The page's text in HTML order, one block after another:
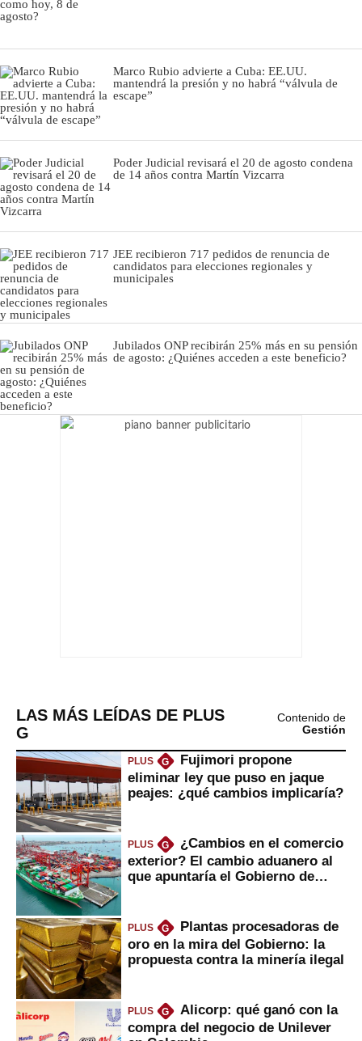
Marco Rubio advierte a Cuba: EE.UU.
mantendrá la presión y no habrá “válvula de
escape”
Poder Judicial revisará el 20 de agosto condena
de 14 años contra Martín Vizcarra
JEE recibieron 717 pedidos de renuncia de
candidatos para elecciones regionales y
municipales
Jubilados ONP recibirán 25% más en su pensión
de agosto: ¿Quiénes acceden a este beneficio?
LAS MÁS LEÍDAS DE PLUS
G
Contenido de
Gestión
PLUS G
Fujimori propone
eliminar ley que puso en jaque
peajes: ¿qué cambios implicaría?
PLUS G
¿Cambios en el comercio
exterior? El cambio aduanero al
que apuntaría el Gobierno de
PLUS G
Plantas procesadoras de
oro en la mira del Gobierno: la
propuesta contra la minería ilegal
PLUS G
Alicorp: qué ganó con la
compra del negocio de Unilever